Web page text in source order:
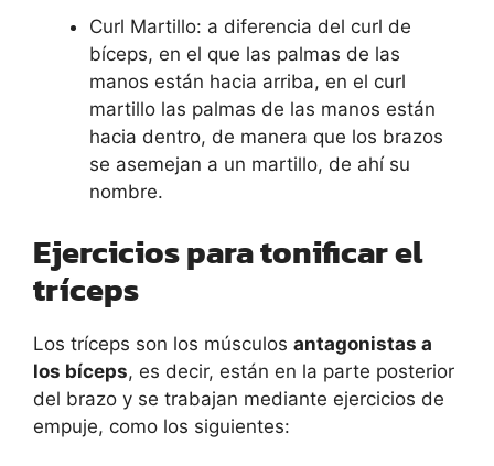
Curl Martillo: a diferencia del curl de
bíceps, en el que las palmas de las
manos están hacia arriba, en el curl
martillo las palmas de las manos están
hacia dentro, de manera que los brazos
se asemejan a un martillo, de ahí su
nombre.
Ejercicios para tonificar el
tríceps
Los tríceps son los músculos antagonistas a
los bíceps, es decir, están en la parte posterior
del brazo y se trabajan mediante ejercicios de
empuje, como los siguientes: